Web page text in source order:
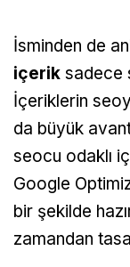
İsminden de
içerik sadece
İçeriklerin
da büyük
seocu odaklı
Google
bir şekilde
zamandan